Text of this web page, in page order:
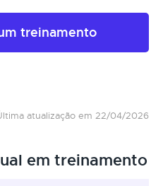
treinamento
atualização em 22/04/2026
em treinamento